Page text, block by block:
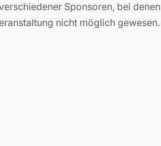
Sponsoren, bei denen
nicht möglich gewesen.